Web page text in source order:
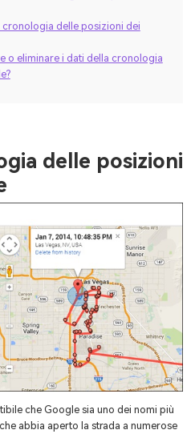
cronologia delle posizioni dei
o eliminare i dati della cronologia
delle posizioni
che Google sia uno dei nomi più
abbia aperto la strada a numerose